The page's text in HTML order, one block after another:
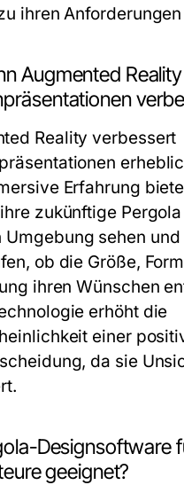
ihren
Augmented Reality
Reality verbessert
Erfahrung
zukünftige
Umgebung sehen
ob die Größe,
ihren Wünschen
erhöht die
einer
da sie
Designsoftware
geeignet?